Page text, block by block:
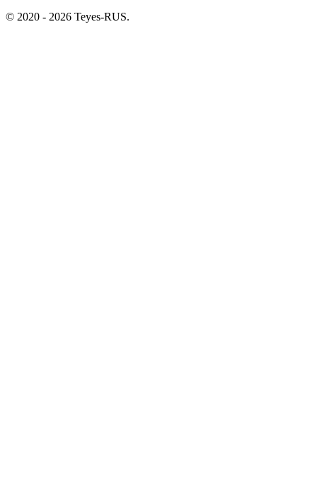
© 2020 - 2026 Teyes-RUS.